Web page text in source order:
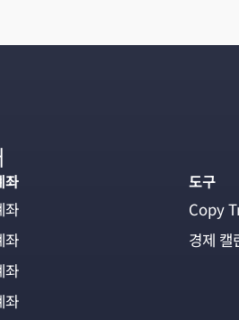
좌
좌
좌
좌
좌
도구
Copy
경제 캘